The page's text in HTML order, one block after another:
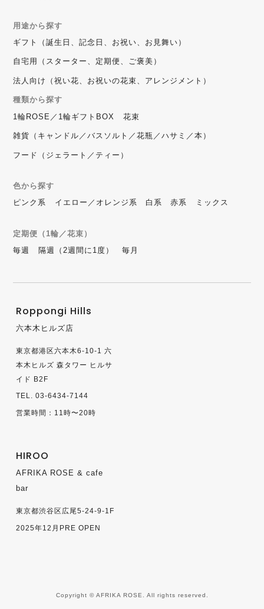
用途から探す
ギフト（誕生日、記念日、お祝い、お見舞い）
自宅用（スターター、定期便、ご褒美）
法人向け（祝い花、お祝いの花束、アレンジメント）
種類から探す
1輪ROSE／1輪ギフトBOX
花束
雑貨（キャンドル／バスソルト／花瓶／ハサミ／本）
フード（ジェラート／ティー）
色から探す
ピンク系
イエロー／オレンジ系 白系 赤系 ミックス
定期便（1輪／花束）
毎週
隔週（2週間に1度） 毎月
Roppongi Hills
六本木ヒルズ店
東京都港区六本木6-10-1 六
本木ヒルズ 森タワー ヒルサ
イド B2F
TEL. 03-6434-7144
営業時間：11時〜20時
HIROO
AFRIKA ROSE & cafe
bar
東京都渋谷区広尾5-24-9-1F
2025年12月PRE OPEN
Copyright © AFRIKA ROSE. All rights reserved.